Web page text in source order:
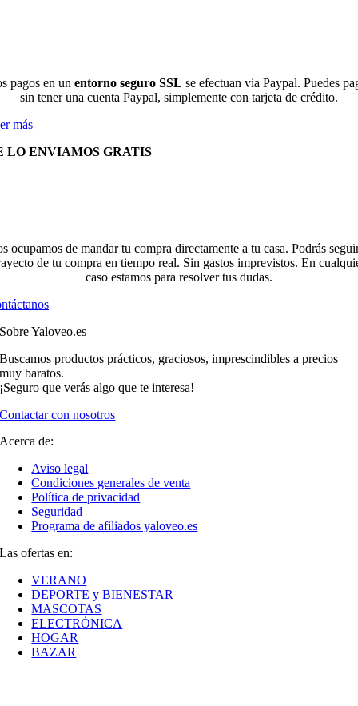
pagos en un entorno seguro SSL se efectuan via Paypal. Puedes
sin tener una cuenta Paypal, simplemente con tarjeta de crédito.
más
LO ENVIAMOS GRATIS
ocupamos de mandar tu compra directamente a tu casa. Podrás
de tu compra en tiempo real. Sin gastos imprevistos. En
caso estamos para resolver tus dudas.
Sobre Yaloveo.es
Buscamos productos prácticos, graciosos, imprescindibles a precios
muy baratos.
¡Seguro que verás algo que te interesa!
Contactar con nosotros
Acerca de:
Aviso legal
Condiciones generales de venta
Política de privacidad
Seguridad
Programa de afiliados yaloveo.es
Las ofertas en:
VERANO
DEPORTE y BIENESTAR
MASCOTAS
ELECTRÓNICA
HOGAR
BAZAR